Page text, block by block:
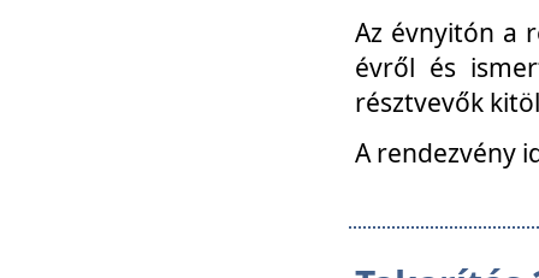
Az évnyitón a
évről és
résztvevők
A rendezvény